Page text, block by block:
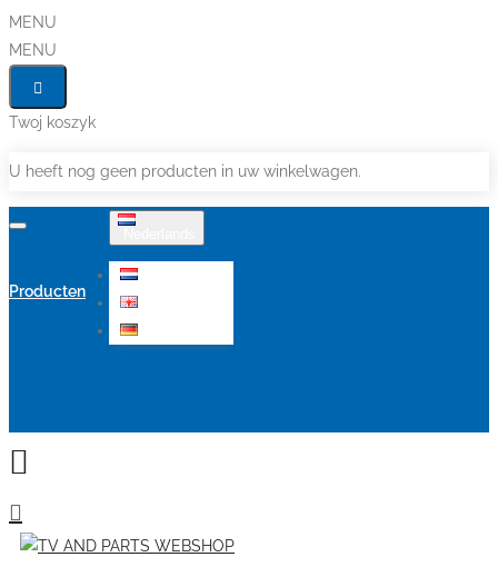
MENU
MENU
Twoj koszyk
U heeft nog geen producten in uw winkelwagen.
Producten